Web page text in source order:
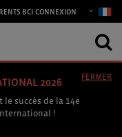
BCI CONNEXION
2026
le succès de la 14e
!
FERMER